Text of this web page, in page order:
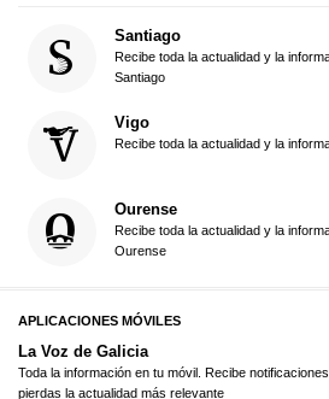
Santiago
Recibe toda la actualidad y la
Santiago
Vigo
Recibe toda la actualidad y la
Ourense
Recibe toda la actualidad y la
Ourense
APLICACIONES MÓVILES
La Voz de Galicia
Toda la información en tu móvil. Recibe
pierdas la actualidad más relevante